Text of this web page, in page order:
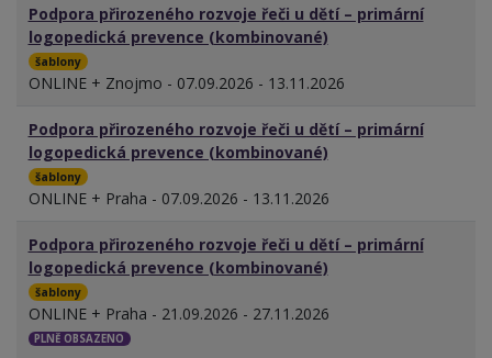
Podpora přirozeného rozvoje řeči u dětí – primární
logopedická prevence (kombinované)
šablony
ONLINE + Znojmo - 07.09.2026 - 13.11.2026
Podpora přirozeného rozvoje řeči u dětí – primární
logopedická prevence (kombinované)
šablony
ONLINE + Praha - 07.09.2026 - 13.11.2026
Podpora přirozeného rozvoje řeči u dětí – primární
logopedická prevence (kombinované)
šablony
ONLINE + Praha - 21.09.2026 - 27.11.2026
PLNĚ OBSAZENO